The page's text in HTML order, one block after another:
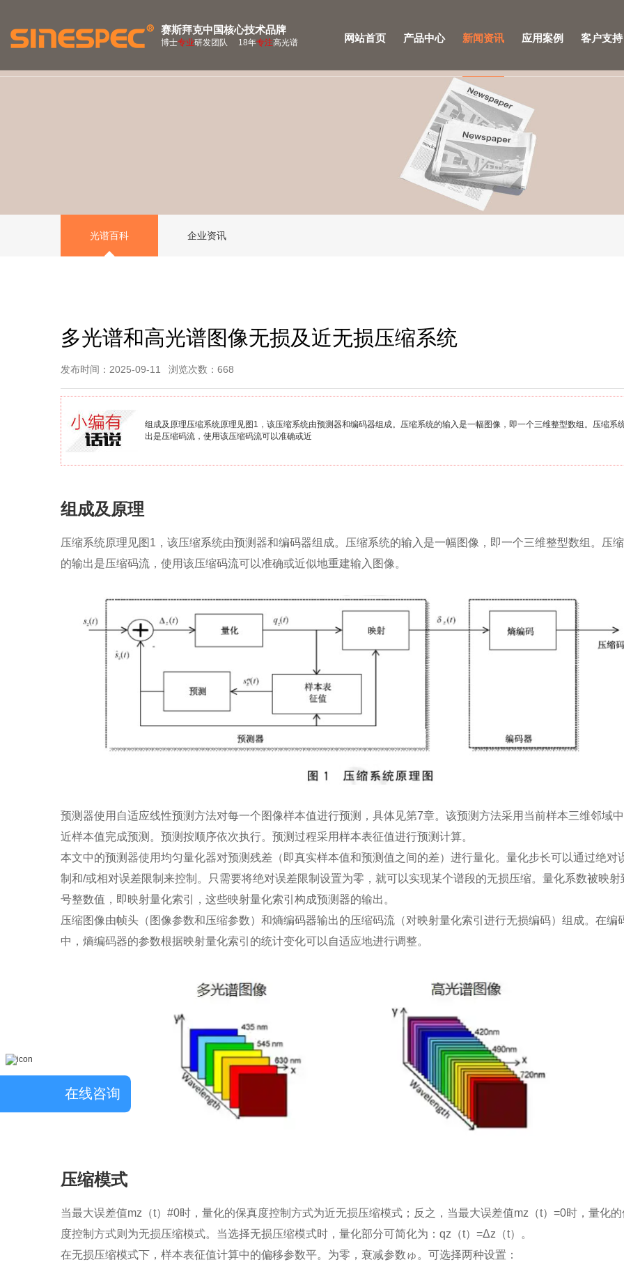
赛斯拜克中国核心技术品牌
博士专业研发团队 18年专注高光谱 网站首页 产品中心 新闻资讯 应用案例 客户支持
光谱百科 企业资讯
多光谱和高光谱图像无损及近无损压缩系统
发布时间：2025-09-11 浏览次数：668
组成及原理压缩系统原理见图1，该压缩系统由预测器和编码器组成。压缩系统的输入是一幅图像，即一个三维整型数组。压缩系
出是压缩码流，使用该压缩码流可以准确或近
组成及原理
压缩系统原理见图1，该压缩系统由预测器和编码器组成。压缩系统的输入是一幅图像，即一个三维整型数组。压
的输出是压缩码流，使用该压缩码流可以准确或近似地重建输入图像。
预测器使用自适应线性预测方法对每一个图像样本值进行预测，具体见第7章。该预测方法采用当前样本三维邻域
近样本值完成预测。预测按顺序依次执行。预测过程采用样本表征值进行预测计算。
本文中的预测器使用均匀量化器对预测残差（即真实样本值和预测值之间的差）进行量化。量化步长可以通过绝对
制和/或相对误差限制来控制。只需要将绝对误差限制设置为零，就可以实现某个谱段的无损压缩。量化系数被映射
号整数值，即映射量化索引，这些映射量化索引构成预测器的输出。
压缩图像由帧头（图像参数和压缩参数）和熵编码器输出的压缩码流（对映射量化索引进行无损编码）组成。在编
中，熵编码器的参数根据映射量化索引的统计变化可以自适应地进行调整。
压缩模式
当最大误差值mz（t）#0时，量化的保真度控制方式为近无损压缩模式；反之，当最大误差值mz（t）=0时，量化
度控制方式则为无损压缩模式。当选择无损压缩模式时，量化部分可简化为：qz（t）=Δz（t）。
在无损压缩模式下，样本表征值计算中的偏移参数平。为零，衰减参数ゅ。可选择两种设置：
在线咨询